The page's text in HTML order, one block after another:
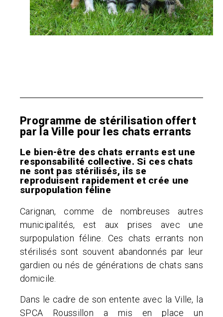
Programme de stérilisation offert
par la Ville pour les chats errants
Le bien-être des chats errants est une
responsabilité collective. Si ces chats
ne sont pas stérilisés, ils se
reproduisent rapidement et crée une
surpopulation féline
Carignan, comme de nombreuses autres
municipalités, est aux prises avec une
surpopulation féline. Ces chats errants non
stérilisés sont souvent abandonnés par leur
gardien ou nés de générations de chats sans
domicile.
Dans le cadre de son entente avec la Ville, la
SPCA Roussillon a mis en place un